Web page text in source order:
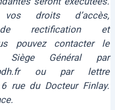
droits d’accès,
de rectification et
pouvez contacter le
Siège Général par
ou par lettre
rue du Docteur Finlay.